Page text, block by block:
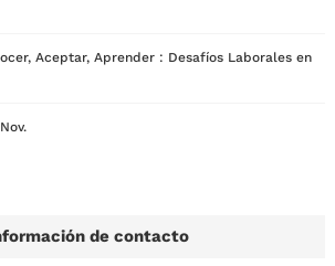
Aceptar, Aprender : Desafíos Laborales en
de contacto